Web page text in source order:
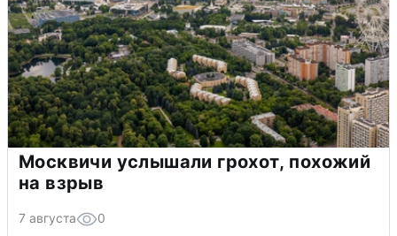
Москвичи услышали грохот, похожий
на взрыв
7 августа 0